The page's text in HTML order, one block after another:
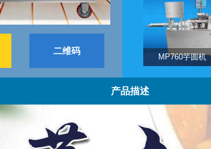
二维码
MP760芋圆机
产品描述